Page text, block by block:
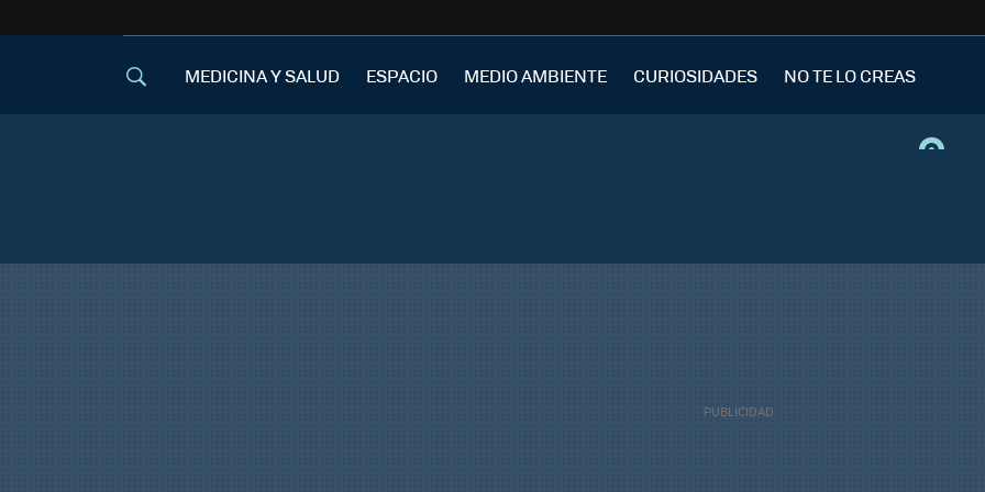
MEDICINA Y SALUD ESPACIO MEDIO AMBIENTE CURIOSIDADES NO TE LO CREAS